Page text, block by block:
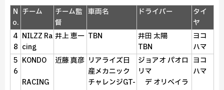
N
o.
チーム
チーム監
督
車両名 ドライバー
タイ
ヤ
4
8
NILZZ Ra
cing
井上 恵一 TBN
井田 太陽
TBN
ヨコ
ハマ
5
6
KONDO
RACING
近藤 真彦 リアライズ日
産メカニック
チャレンジGT-
ジョアオ パオロ
リマ
デ オリベイラ
ヨコ
ハマ